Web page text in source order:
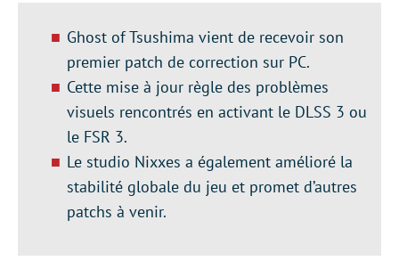
Ghost of Tsushima vient de recevoir son
premier patch de correction sur PC.
Cette mise à jour règle des problèmes
visuels rencontrés en activant le DLSS 3 ou
le FSR 3.
Le studio Nixxes a également amélioré la
stabilité globale du jeu et promet d’autres
patchs à venir.